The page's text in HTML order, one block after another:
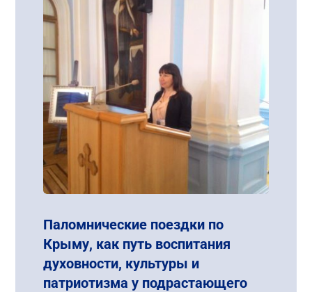
Паломнические поездки по
Крыму, как путь воспитания
духовности, культуры и
патриотизма у подрастающего